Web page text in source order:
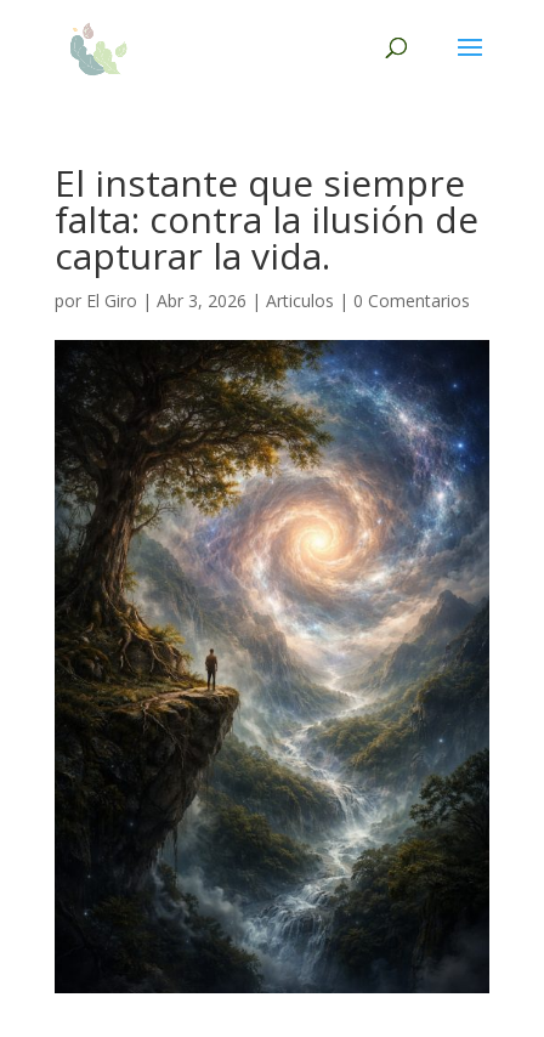
El instante que siempre
falta: contra la ilusión de
capturar la vida.
por El Giro | Abr 3, 2026 | Articulos | 0 Comentarios